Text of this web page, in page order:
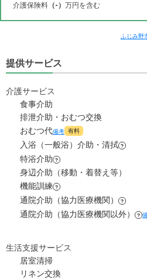
介護保険料 （-） 万円を含む
月額費用 ?
家賃
管理費 ?
食費 ?
水道・光熱費
上乗せ介護費 ?
介護保険料
ふじみ野
提供サービス
介護サービス
食事介助
排泄介助・おむつ交換
おむつ代備考 有料
入浴（一般浴）介助・清拭 ?
特浴介助 ?
身辺介助（移動・着替え等）
機能訓練 ?
通院介助（協力医療機関） ?
通院介助（協力医療機関以外） ?
生活支援サービス
居室清掃
リネン交換